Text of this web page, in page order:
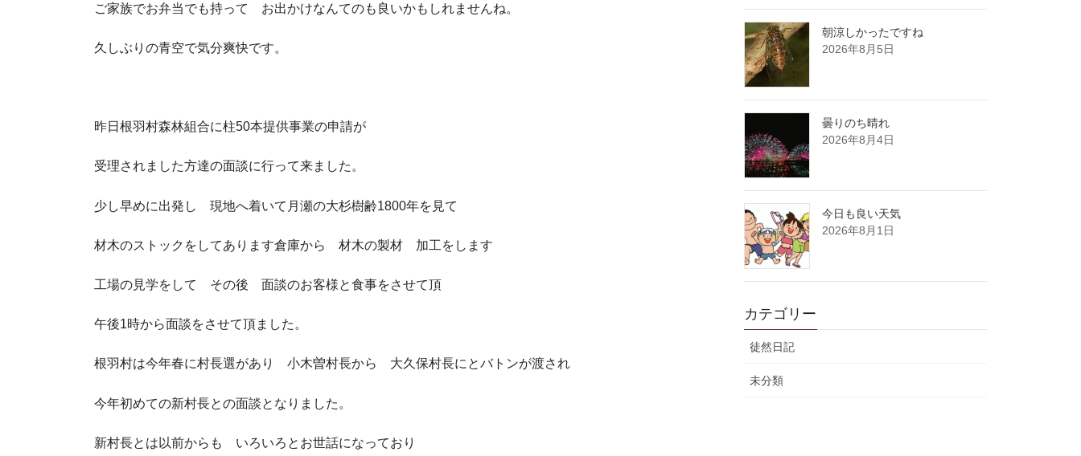
ご家族でお弁当でも持って お出かけなんてのも良いかもしれませんね。
久しぶりの青空で気分爽快です。
昨日根羽村森林組合に柱50本提供事業の申請が
受理されました方達の面談に行って来ました。
少し早めに出発し 現地へ着いて月瀬の大杉樹齢1800年を見て
材木のストックをしてあります倉庫から 材木の製材 加工をします
工場の見学をして その後 面談のお客様と食事をさせて頂
午後1時から面談をさせて頂ました。
根羽村は今年春に村長選があり 小木曽村長から 大久保村長にとバトンが渡され
今年初めての新村長との面談となりました。
新村長とは以前からも いろいろとお世話になっており
朝涼しかったですね
2026年8月5日
曇りのち晴れ
2026年8月4日
今日も良い天気
2026年8月1日
カテゴリー
徒然日記
未分類